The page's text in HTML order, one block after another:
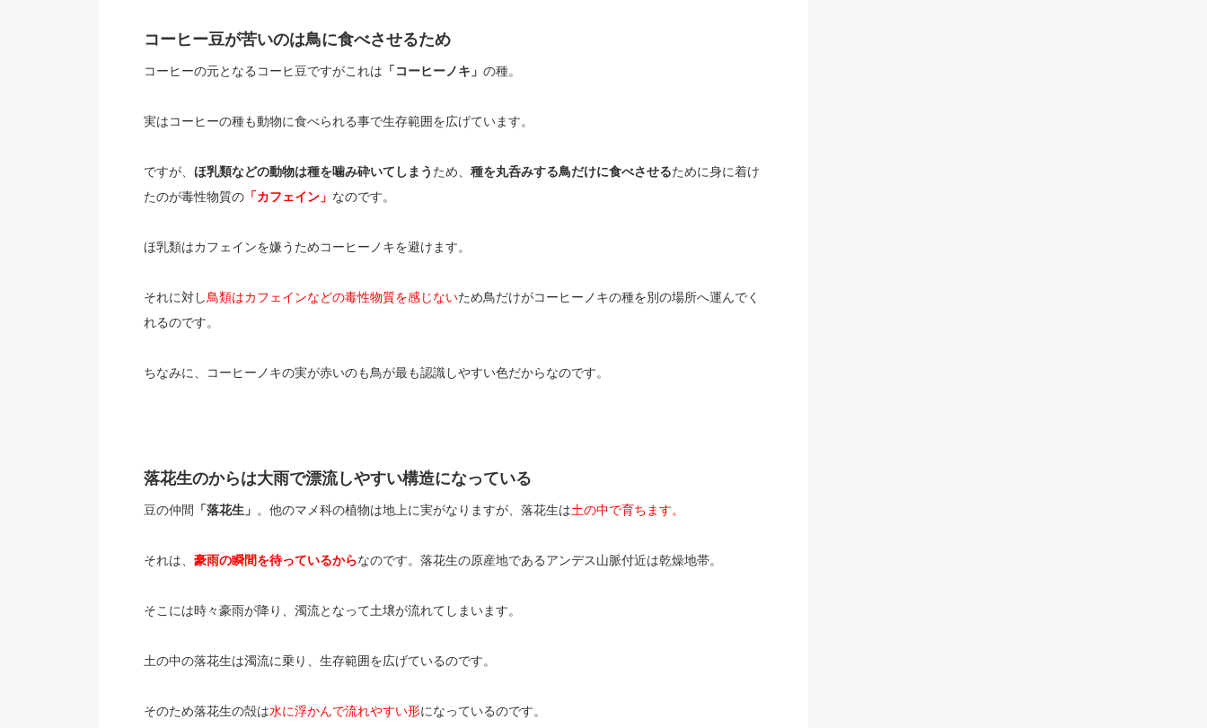
コーヒー豆が苦いのは鳥に食べさせるため
コーヒーの元となるコーヒ豆ですがこれは 「コーヒーノキ」 の種。
実はコーヒーの種も動物に食べられる事で生存範囲を広げています。
ですが、 ほ乳類などの動物は種を噛み砕いてしまう ため、 種を丸呑みする鳥だけに食べさせるために身に着け
たのが毒性物質の「カフェイン」 なのです。
ほ乳類はカフェインを嫌うためコーヒーノキを避けます。
それに対し鳥類はカフェインなどの毒性物質を感じないため鳥だけがコーヒーノキの種を別の場所へ運んでく
れるのです。
ちなみに、コーヒーノキの実が赤いのも鳥が最も認識しやすい色だからなのです。
落花生のからは大雨で漂流しやすい構造になっている
豆の仲間 「落花生」 。他のマメ科の植物は地上に実がなりますが、落花生は土の中で育ちます。
それは、 豪雨の瞬間を待っているからなのです。落花生の原産地であるアンデス山脈付近は乾燥地帯。
そこには時々豪雨が降り、濁流となって土壌が流れてしまいます。
土の中の落花生は濁流に乗り、生存範囲を広げているのです。
そのため落花生の殻は水に浮かんで流れやすい形になっているのです。